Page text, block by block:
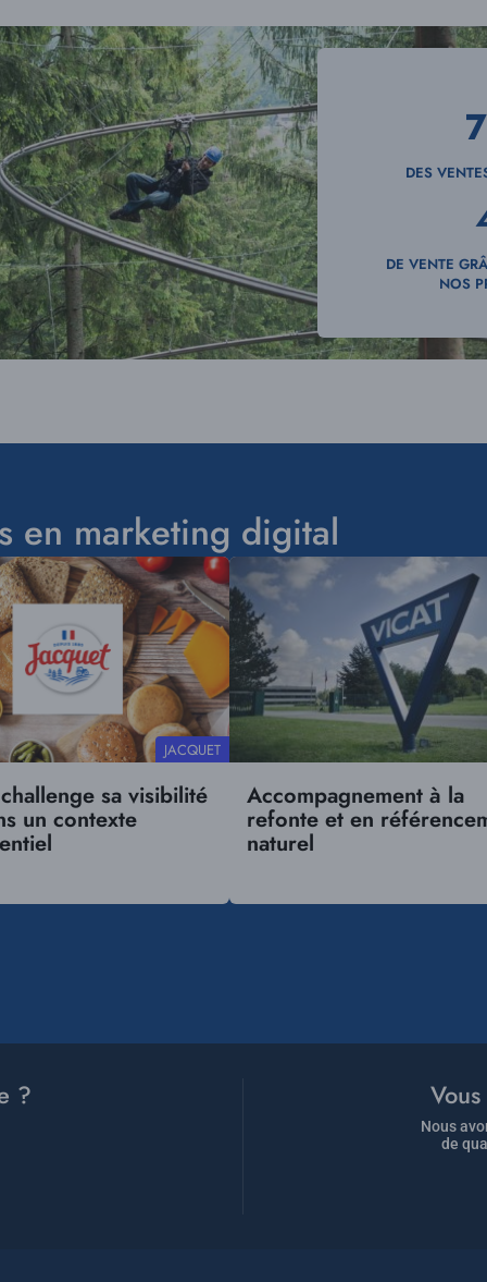
DES
DE VENTE
NOS
en marketing digital
RÉFÉRENCE
CLIENT
JACQUET
sa visibilité
un contexte
Visuel
principal
Accompagnement à la
refonte et en
naturel
?
Nous
de